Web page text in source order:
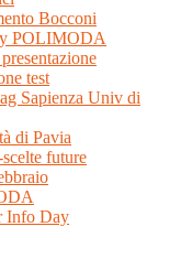
Bocconi
POLIMODA
test
Sapienza Univ di
di Pavia
future
Info Day